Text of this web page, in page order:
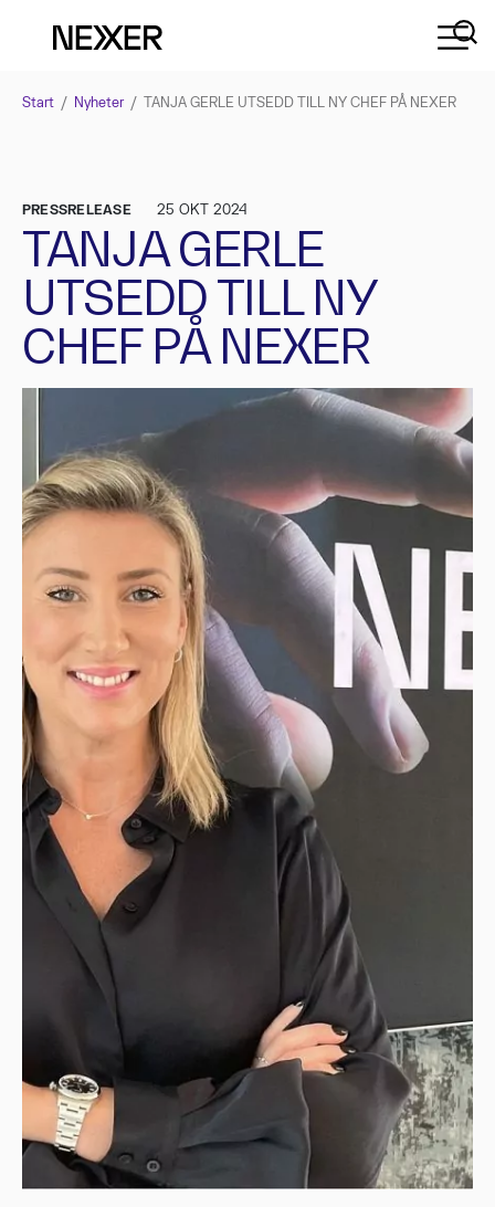
Start / Nyheter / TANJA GERLE UTSEDD TILL NY CHEF PÅ NEXER
PRESSRELEASE 25 OKT 2024
TANJA GERLE
UTSEDD TILL NY
CHEF PÅ NEXER